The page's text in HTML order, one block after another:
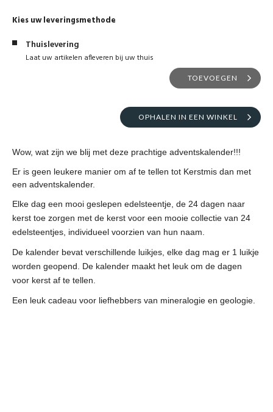
Kies uw leveringsmethode
Thuislevering
Laat uw artikelen afleveren bij uw thuis
TOEVOEGEN
OPHALEN IN EEN WINKEL
Wow, wat zijn we blij met deze prachtige adventskalender!!!
Er is geen leukere manier om af te tellen tot Kerstmis dan met
een adventskalender.
Elke dag een mooi geslepen edelsteentje, de 24 dagen naar
kerst toe zorgen met de kerst voor een mooie collectie van 24
edelsteentjes, individueel voorzien van hun naam.
De kalender bevat verschillende luikjes, elke dag mag er 1 luikje
worden geopend. De kalender maakt het leuk om de dagen
voor kerst af te tellen.
Een leuk cadeau voor liefhebbers van mineralogie en geologie.